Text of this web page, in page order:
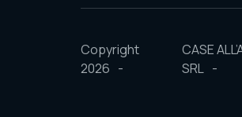
Copyright
2026
CASE
SRL